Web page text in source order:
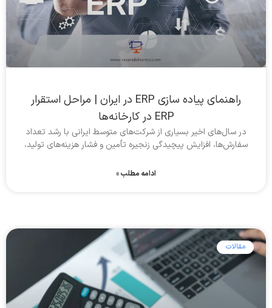
راهنمای پیاده سازی ERP در ایران | مراحل استقرار
ERP در کارخانه‌ها
در سال‌های اخیر بسیاری از شرکت‌های متوسط ایرانی با رشد تعداد
سفارش‌ها، افزایش پیچیدگی زنجیره تأمین و فشار هزینه‌های تولید،
ادامه مطلب »
مقالات